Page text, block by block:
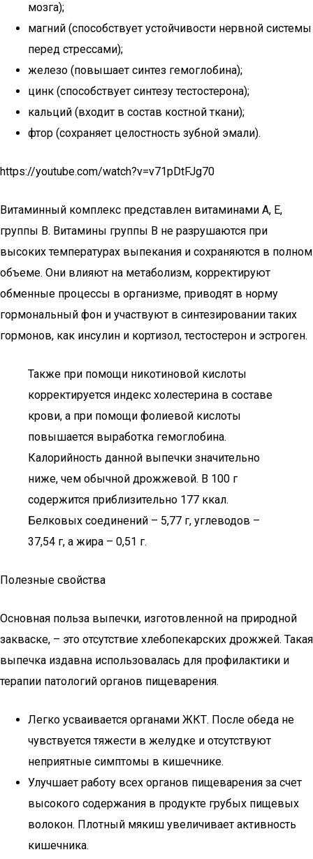
мозга);
магний (способствует устойчивости нервной системы
перед стрессами);
железо (повышает синтез гемоглобина);
цинк (способствует синтезу тестостерона);
кальций (входит в состав костной ткани);
фтор (сохраняет целостность зубной эмали).
https://youtube.com/watch?v=v71pDtFJg70
Витаминный комплекс представлен витаминами А, Е,
группы В. Витамины группы В не разрушаются при
высоких температурах выпекания и сохраняются в полном
объеме. Они влияют на метаболизм, корректируют
обменные процессы в организме, приводят в норму
гормональный фон и участвуют в синтезировании таких
гормонов, как инсулин и кортизол, тестостерон и эстроген.
Также при помощи никотиновой кислоты
корректируется индекс холестерина в составе
крови, а при помощи фолиевой кислоты
повышается выработка гемоглобина.
Калорийность данной выпечки значительно
ниже, чем обычной дрожжевой. В 100 г
содержится приблизительно 177 ккал.
Белковых соединений – 5,77 г, углеводов –
37,54 г, а жира – 0,51 г.
Полезные свойства
Основная польза выпечки, изготовленной на природной
закваске, – это отсутствие хлебопекарских дрожжей. Такая
выпечка издавна использовалась для профилактики и
терапии патологий органов пищеварения.
Легко усваивается органами ЖКТ. После обеда не
чувствуется тяжести в желудке и отсутствуют
неприятные симптомы в кишечнике.
Улучшает работу всех органов пищеварения за счет
высокого содержания в продукте грубых пищевых
волокон. Плотный мякиш увеличивает активность
кишечника.